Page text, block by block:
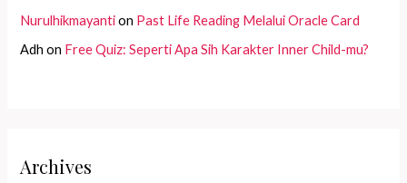
Nurulhikmayantion Past Life Reading Melalui Oracle Card
Adh on Free Quiz: Seperti Apa Sih Karakter Inner Child-mu?
Archives